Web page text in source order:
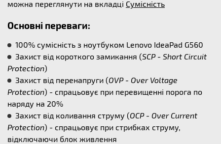
можна переглянути на вкладці Сумісність
Основні переваги:
100% сумісність з ноутбуком Lenovo IdeaPad G560
Захист від короткого замикання (SCP - Short Circuit
Protection)
Захист від перенапруги (OVP - Over Voltage
Protection) - спрацьовує при перевищенні порога по
наряду на 20%
Захист від коливання струму (OCP - Over Current
Protection) - спрацьовує при стрибках струму,
відключаючи блок живлення